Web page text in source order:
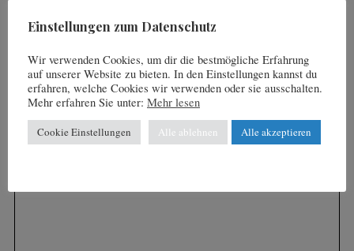
ABGEFAHREN
Videos
Einstellungen zum Datenschutz
Wir verwenden Cookies, um dir die bestmögliche Erfahrung
auf unserer Website zu bieten. In den Einstellungen kannst du
erfahren, welche Cookies wir verwenden oder sie ausschalten.
Mehr erfahren Sie unter: Mehr lesen
Cookie Einstellungen Alle ablehnen Alle akzeptieren